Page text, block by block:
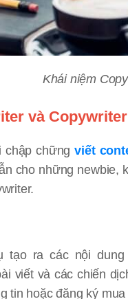
Khái niệm
và Copywriter
chập chữngviết
cho những newbie,
tạo ra các nội
viết và các chiến
tin hoặc đăng ký mua